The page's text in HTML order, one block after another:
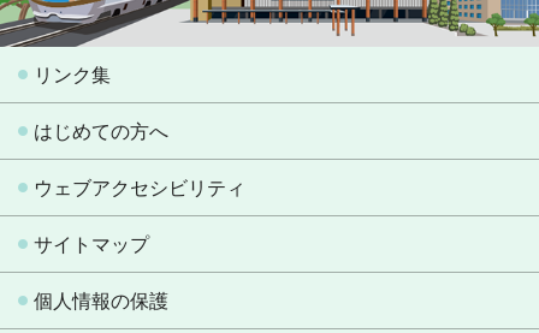
リンク集
はじめての方へ
ウェブアクセシビリティ
サイトマップ
個人情報の保護